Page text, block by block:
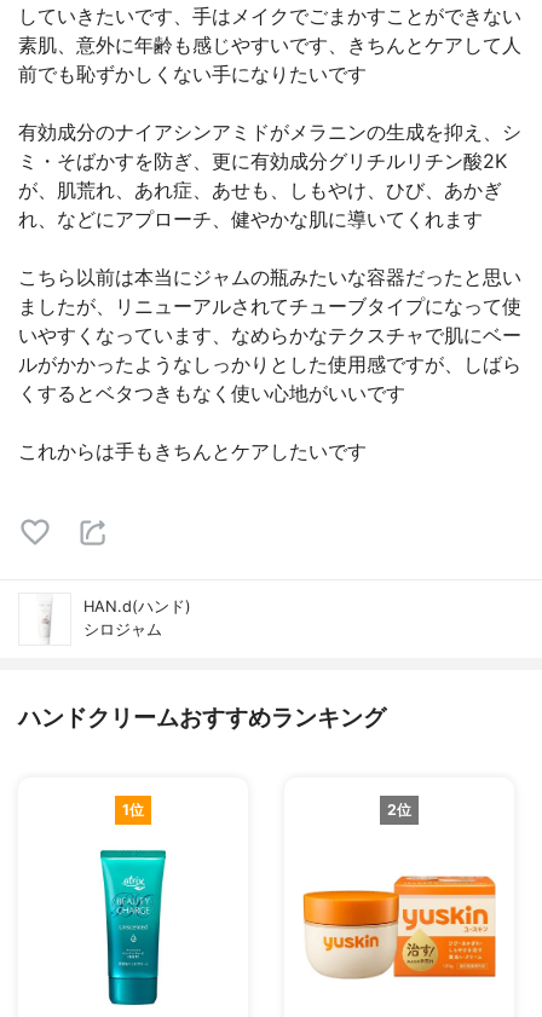
していきたいです、手はメイクでごまかすことができない
素肌、意外に年齢も感じやすいです、きちんとケアして人
前でも恥ずかしくない手になりたいです
有効成分のナイアシンアミドがメラニンの生成を抑え、シ
ミ・そばかすを防ぎ、更に有効成分グリチルリチン酸2K
が、肌荒れ、あれ症、あせも、しもやけ、ひび、あかぎ
れ、などにアプローチ、健やかな肌に導いてくれます
こちら以前は本当にジャムの瓶みたいな容器だったと思い
ましたが、リニューアルされてチューブタイプになって使
いやすくなっています、なめらかなテクスチャで肌にベー
ルがかかったようなしっかりとした使用感ですが、しばら
くするとベタつきもなく使い心地がいいです
これからは手もきちんとケアしたいです
HAN.d(ハンド)
シロジャム
ハンドクリームおすすめランキング
1位 2位